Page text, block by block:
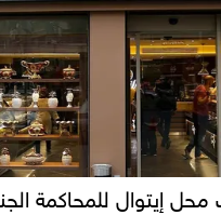
إيتوال للمحاكمة